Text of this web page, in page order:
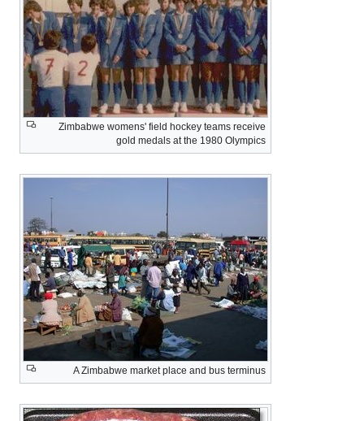
Zimbabwe womens' field hockey teams receive
gold medals at the 1980 Olympics
A Zimbabwe market place and bus terminus